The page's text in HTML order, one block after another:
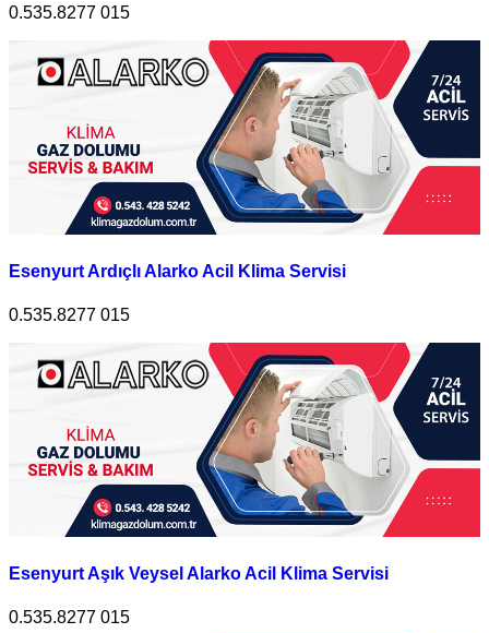
0.535.8277 015
Esenyurt Ardıçlı Alarko Acil Klima Servisi
0.535.8277 015
Esenyurt Aşık Veysel Alarko Acil Klima Servisi
0.535.8277 015